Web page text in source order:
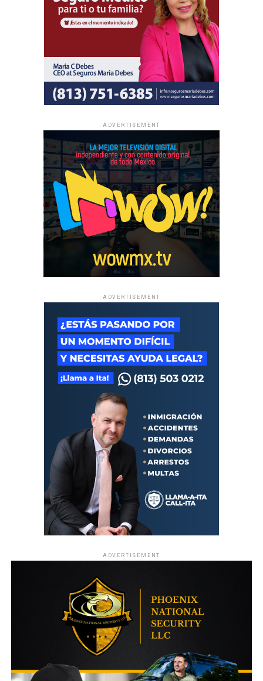
La información oficial sobre fechas, lugares y el programa
completo de las Asambleas Regionales e Internacionales
ADVERTISEMENT
ADVERTISEMENT
ADVERTISEMENT